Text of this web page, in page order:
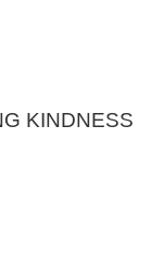
KINDNESS